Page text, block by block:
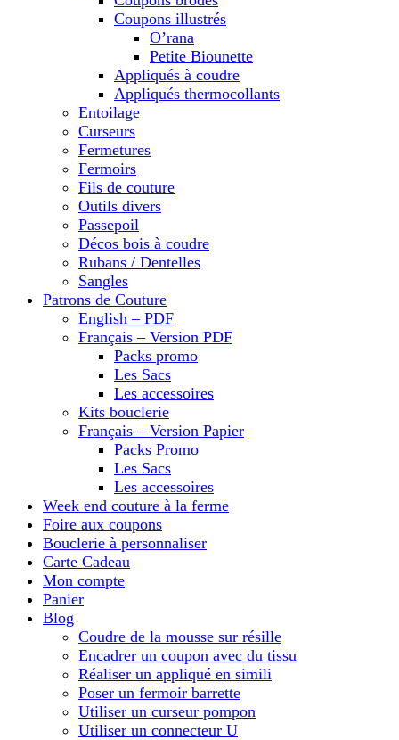
Coupons illustrés
O’rana
Petite Biounette
Appliqués à coudre
Appliqués thermocollants
Entoilage
Curseurs
Fermetures
Fermoirs
Fils de couture
Outils divers
Passepoil
Décos bois à coudre
Rubans / Dentelles
Sangles
Patrons de Couture
English – PDF
Français – Version PDF
Packs promo
Les Sacs
Les accessoires
Kits bouclerie
Français – Version Papier
Packs Promo
Les Sacs
Les accessoires
Week end couture à la ferme
Foire aux coupons
Bouclerie à personnaliser
Carte Cadeau
Mon compte
Panier
Blog
Coudre de la mousse sur résille
Encadrer un coupon avec du tissu
Réaliser un appliqué en simili
Poser un fermoir barrette
Utiliser un curseur pompon
Utiliser un connecteur U